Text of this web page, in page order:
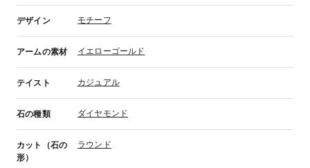
デザイン モチーフ
アームの素材 イエローゴールド
テイスト カジュアル
石の種類 ダイヤモンド
カット（石の
形）
ラウンド